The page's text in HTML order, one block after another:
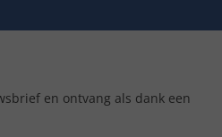
en ontvang als dank een